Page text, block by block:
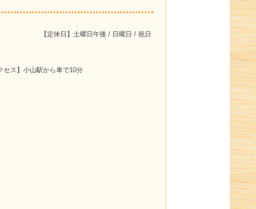
【定休日】土曜日午後 / 日曜日 / 祝日
セス】小山駅から車で10分